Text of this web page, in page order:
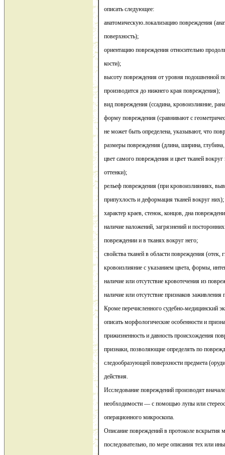
описать следующее:
анатомическую.локализацию повреждения
поверхность);
ориентацию повреждения относительно
кости);
высоту повреждения от уровня подошвенной
производится до нижнего края повреждения);
вид повреждения (ссадина, кровоизлияние,
форму повреждения (сравнивают с
не может быть определена, указывают, что
размеры повреждения (длина, ширина,
цвет самого повреждения и цвет тканей
оттенки);
рельеф повреждения (при кровоизлияниях,
припухлость и деформация тканей вокруг них);
характер краев, стенок, концов, дна
наличие наложений, загрязнений и
повреждении и в тканях вокруг него;
свойства тканей в области повреждения (отек,
кровоизлияние с указанием цвета, формы,
наличие или отсутствие кровотечения из
наличие или отсутствие признаков заживления
Кроме перечисленного судебно-медицинский
описать морфологические особенности и
прижизненность и давность происхождения
признаки, позволяющие определять по
следообразующей поверхности предмета
действия.
Исследование повреждений производят
необходимости — с помощью лупы или
операционного микроскопа.
Описание повреждений в протоколе вскрытия
последовательно, по мере описания тех или